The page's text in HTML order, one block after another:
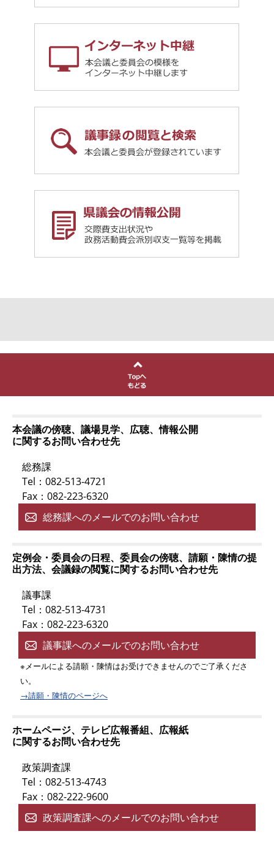
本会議の傍聴、議場見学、広聴、情報公開
に関するお問い合わせ先
総務課
Tel：082-513-4721
Fax：082-223-6320
総務課へのメールでのお問い合わせ
定例会・委員会の日程、委員会の傍聴、請願・陳情の提
出方法、会議録の閲覧に関するお問い合わせ先
議事課
Tel：082-513-4731
Fax：082-223-6320
議事課へのメールでのお問い合わせ
※メールによる請願・陳情はお受けできませんのでご了承くださ
い。
→請願・陳情のページへ
ホームページ、テレビ広報番組、広報紙
に関するお問い合わせ先
政策調査課
Tel：082-513-4743
Fax：082-222-9600
政策調査課へのメールでのお問い合わせ